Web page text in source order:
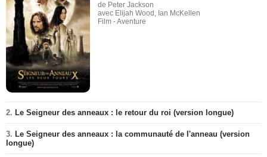
de Peter Jackson
avec Elijah Wood, Ian McKellen
Film - Aventure
2. Le Seigneur des anneaux : le retour du roi (version longue)
3. Le Seigneur des anneaux : la communauté de l'anneau (version
longue)